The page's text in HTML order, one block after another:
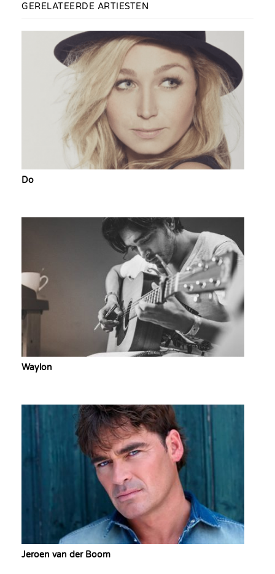
GERELATEERDE ARTIESTEN
Do
Waylon
Jeroen van der Boom